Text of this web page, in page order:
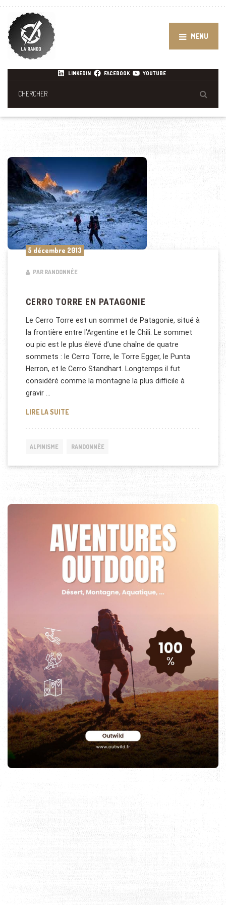
MENU
LINKEDIN FACEBOOK YOUTUBE
5 décembre 2013
PAR RANDONNÉE
CERRO TORRE EN PATAGONIE
Le Cerro Torre est un sommet de Patagonie, situé à
la frontière entre l’Argentine et le Chili. Le sommet
ou pic est le plus élevé d’une chaîne de quatre
sommets : le Cerro Torre, le Torre Egger, le Punta
Herron, et le Cerro Standhart. Longtemps il fut
considéré comme la montagne la plus difficile à
gravir …
LIRE LA SUITECERRO TORRE EN PATAGONIE
ALPINISME RANDONNÉE